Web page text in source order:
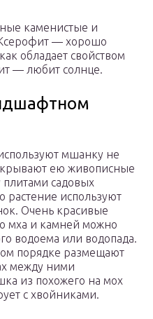
каменистые и
— хорошо
обладает свойством
— любит солнце.
мшанку не
ею живописные
садовых
растение используют
Очень красивые
мха и камней можно
водоема или водопада.
порядке размещают
между ними
из похожего на мох
с хвойниками.